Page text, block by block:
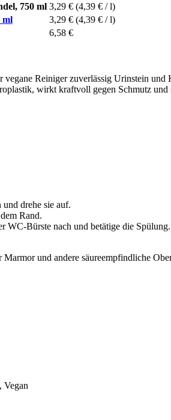
750 ml 3,29 € (4,39 € / l)
ml
3,29 € (4,39 € / l)
6,58 €
Reiniger zuverlässig Urinstein und
wirkt kraftvoll gegen Schmutz und
drehe sie auf.
Rand.
WC-Bürste nach und betätige die Spülung.
und andere säureempfindliche
Vegan